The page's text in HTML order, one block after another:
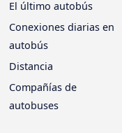
El último autobús
Conexiones diarias en
autobús
Distancia
Compañías de
autobuses